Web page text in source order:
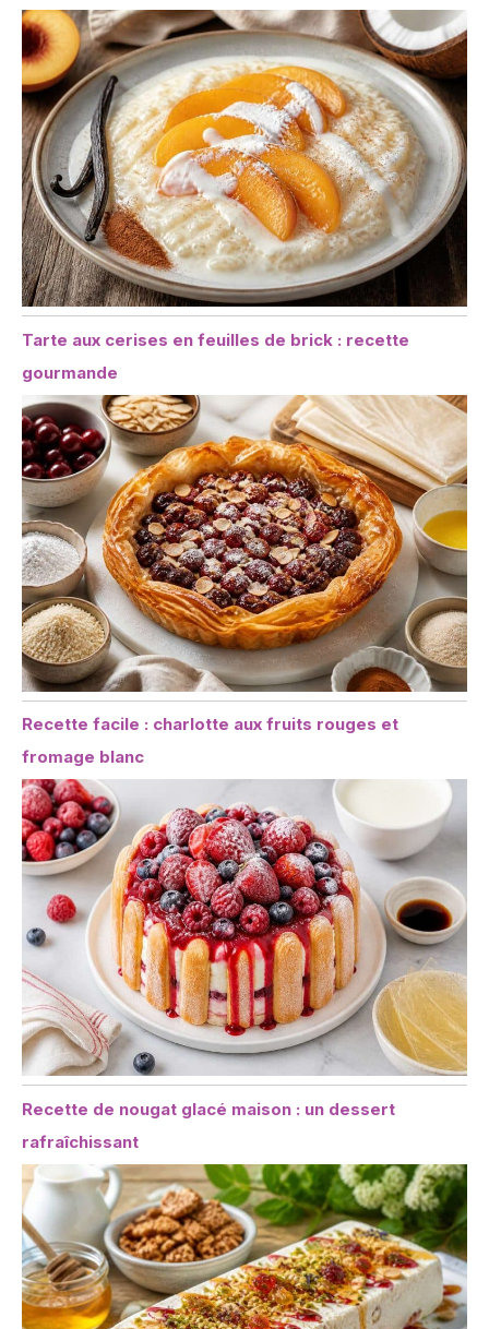
Tarte aux cerises en feuilles de brick : recette
gourmande
Recette facile : charlotte aux fruits rouges et
fromage blanc
Recette de nougat glacé maison : un dessert
rafraîchissant